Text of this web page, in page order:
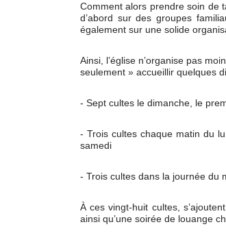
Comment alors prendre soin de
d’abord sur des groupes
également sur une solide
Ainsi, l’église n’organise pas
seulement » accueillir quelques
- Sept cultes le dimanche, le
- Trois cultes chaque matin du
samedi
- Trois cultes dans la journée du
À ces vingt-huit cultes,
ainsi qu’une soirée de louange